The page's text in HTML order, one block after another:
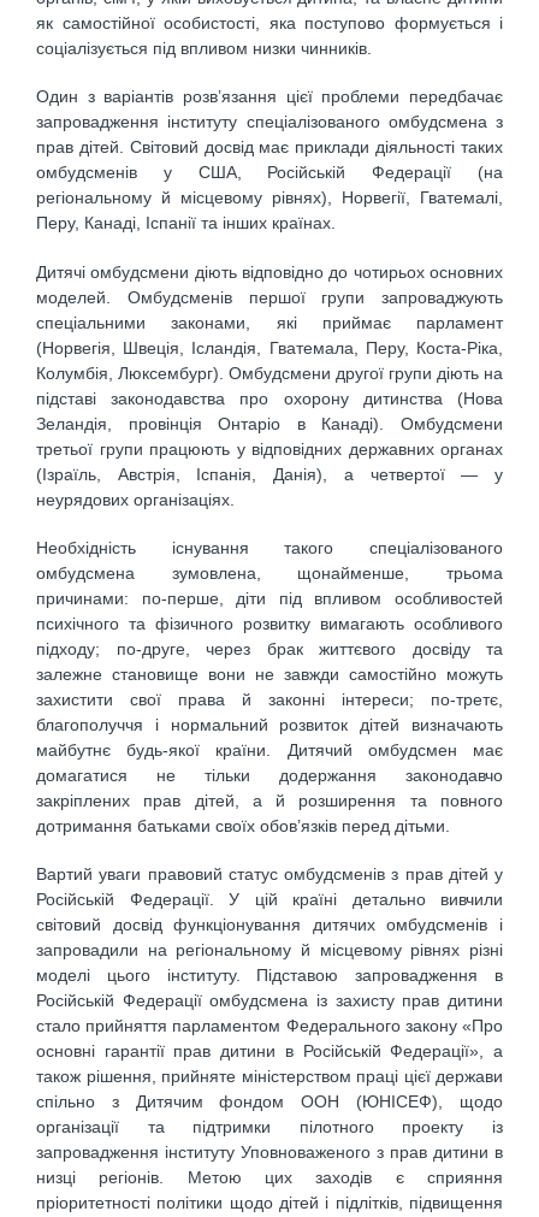
як самостійної особистості, яка поступово формується і
соціалізується під впливом низки чинників.
Один з варіантів розв’язання цієї проблеми передбачає
запровадження інституту спеціалізованого омбудсмена з
прав дітей. Світовий досвід має приклади діяльності таких
омбудсменів у США, Російській Федерації (на
регіональному й місцевому рівнях), Норвегії, Гватемалі,
Перу, Канаді, Іспанії та інших країнах.
Дитячі омбудсмени діють відповідно до чотирьох основних
моделей. Омбудсменів першої групи запроваджують
спеціальними законами, які приймає парламент
(Норвегія, Швеція, Ісландія, Гватемала, Перу, Коста-Ріка,
Колумбія, Люксембург). Омбудсмени другої групи діють на
підставі законодавства про охорону дитинства (Нова
Зеландія, провінція Онтаріо в Канаді). Омбудсмени
третьої групи працюють у відповідних державних органах
(Ізраїль, Австрія, Іспанія, Данія), а четвертої — у
неурядових організаціях.
Необхідність існування такого спеціалізованого
омбудсмена зумовлена, щонайменше, трьома
причинами: по-перше, діти під впливом особливостей
психічного та фізичного розвитку вимагають особливого
підходу; по-друге, через брак життєвого досвіду та
залежне становище вони не завжди самостійно можуть
захистити свої права й законні інтереси; по-третє,
благополуччя і нормальний розвиток дітей визначають
майбутнє будь-якої країни. Дитячий омбудсмен має
домагатися не тільки додержання законодавчо
закріплених прав дітей, а й розширення та повного
дотримання батьками своїх обов’язків перед дітьми.
Вартий уваги правовий статус омбудсменів з прав дітей у
Російській Федерації. У цій країні детально вивчили
світовий досвід функціонування дитячих омбудсменів і
запровадили на регіональному й місцевому рівнях різні
моделі цього інституту. Підставою запровадження в
Російській Федерації омбудсмена із захисту прав дитини
стало прийняття парламентом Федерального закону «Про
основні гарантії прав дитини в Російській Федерації», а
також рішення, прийняте міністерством праці цієї держави
спільно з Дитячим фондом ООН (ЮНІСЕФ), щодо
організації та підтримки пілотного проекту із
запровадження інституту Уповноваженого з прав дитини в
низці регіонів. Метою цих заходів є сприяння
пріоритетності політики щодо дітей і підлітків, підвищення